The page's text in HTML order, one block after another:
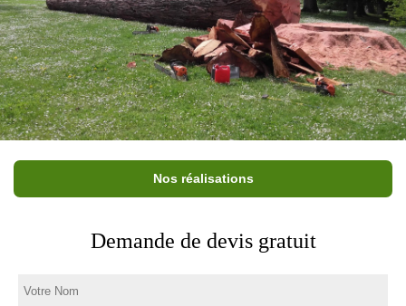
Nos réalisations
Demande de devis gratuit